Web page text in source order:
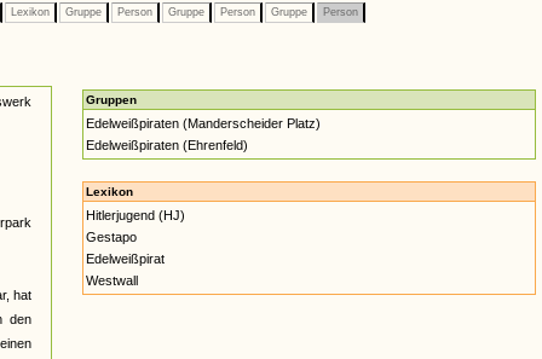
Lexikon Gruppe Person Gruppe Person Gruppe Person
hat
den
Gruppen
Edelweißpiraten (Manderscheider Platz)
Edelweißpiraten (Ehrenfeld)
Lexikon
Hitlerjugend (HJ)
Gestapo
Edelweißpirat
Westwall